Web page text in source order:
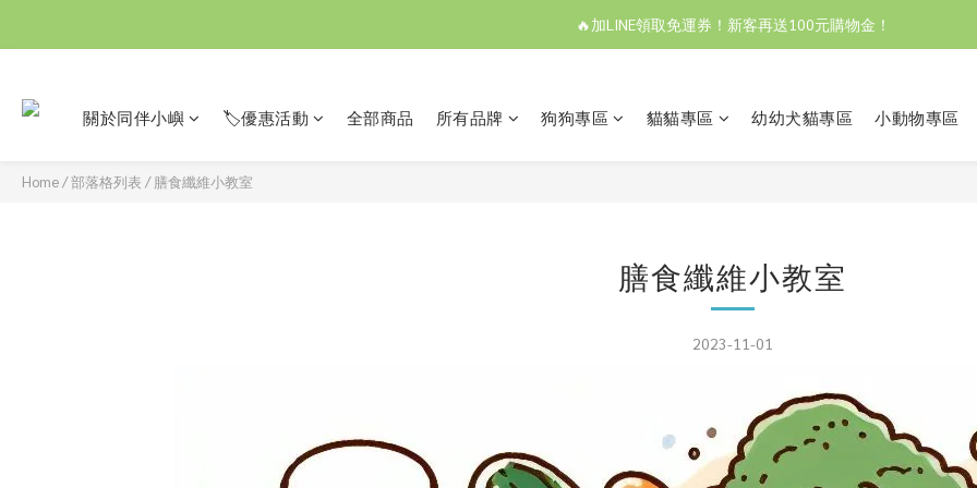
🔥加LINE領取免運券！新客再送100元購物金！
關於同伴小嶼 🏷️優惠活動 全部商品 所有品牌 狗狗專區 貓貓專區 幼幼犬貓專區 小動物專區
Home/部落格列表 /膳食纖維小教室
膳食纖維小教室
2023-11-01